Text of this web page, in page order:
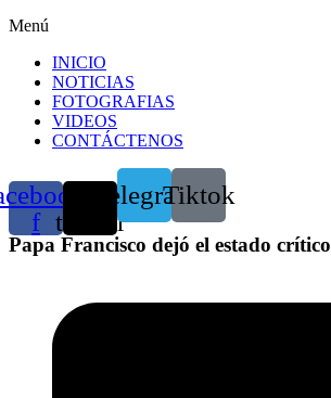
Menú
INICIO
NOTICIAS
FOTOGRAFIAS
VIDEOS
CONTÁCTENOS
f twitter
TelegramTiktok
Papa Francisco dejó el estado crítico